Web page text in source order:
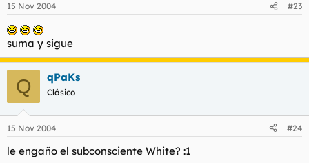
15 Nov 2004 #23
suma y sigue
Q qPaKs
Clásico
15 Nov 2004 #24
le engaño el subconsciente White? :1